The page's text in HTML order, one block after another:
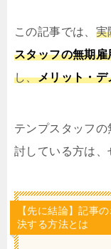
この記事では、 実
スタッフの無期
し、メリット・
テンプスタッフの
討している方は、
【先に結論】記事
決する方法とは